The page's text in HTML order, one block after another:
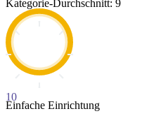
Kategorie-Durchschnitt: 9
10
Einfache Einrichtung